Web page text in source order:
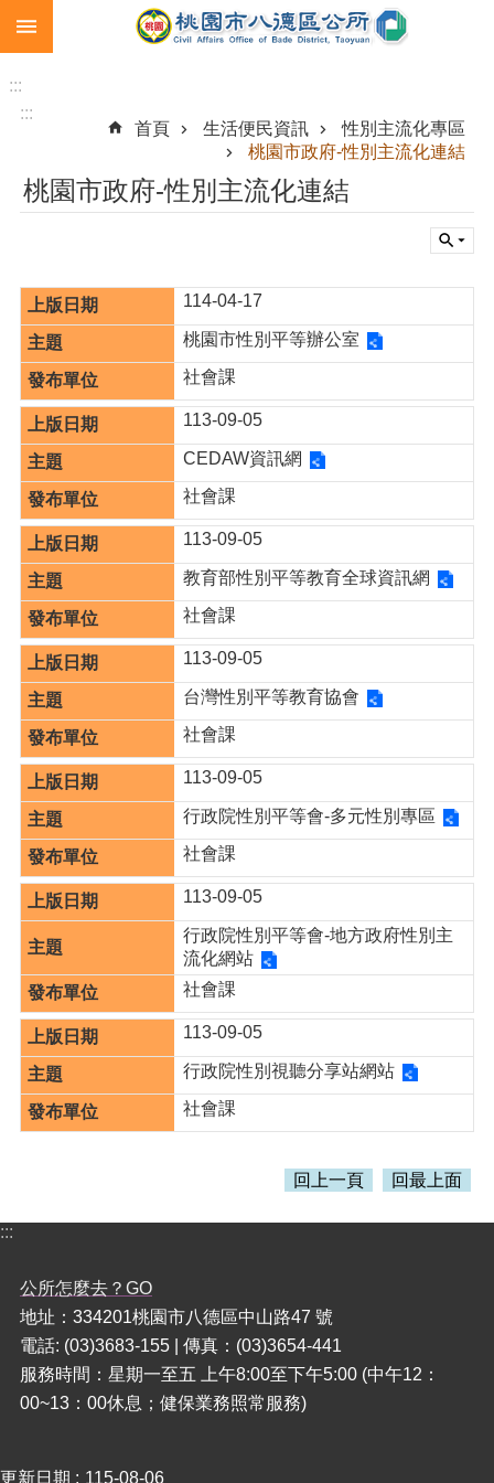
跳到主要內容區塊
民
卡
難
救
助
進
階
尋
區
介
紹
息
公
告
生
活
便
資
訊
機
關
訊
錄
相
關
資
料
區
回
首
頁
導
:::
:::
首頁
生活便民資訊
性別主流化專區
桃園市政府-性別主流化連結
桃園市政府-性別主流化連結
114-04-17
桃園市性別平等辦公室
社會課
113-09-05
CEDAW資訊網
社會課
113-09-05
教育部性別平等教育全球資訊網
社會課
113-09-05
台灣性別平等教育協會
社會課
113-09-05
行政院性別平等會-多元性別專區
社會課
113-09-05
行政院性別平等會-地方政府性別主
流化網站
社會課
113-09-05
行政院性別視聽分享站網站
社會課
回上一頁 回最上面
:::
公所怎麼去？GO
地址：334201桃園市八德區中山路47 號
電話: (03)3683-155 | 傳真：(03)3654-441
服務時間：星期一至五 上午8:00至下午5:00 (中午12：
00~13：00休息；健保業務照常服務)
更新日期 115-08-06